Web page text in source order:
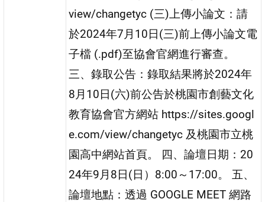
view/changetyc (三)上傳小論文：請
於2024年7月10日(三)前上傳小論文電
子檔 (.pdf)至協會官網進行審查。
三、錄取公告：錄取結果將於2024年
8月10日(六)前公告於桃園市創藝文化
教育協會官方網站 https://sites.googl
e.com/view/changetyc 及桃園市立桃
園高中網站首頁。 四、論壇日期：20
24年9月8日(日）8:00～17:00。 五、
論壇地點：透過 GOOGLE MEET 網路